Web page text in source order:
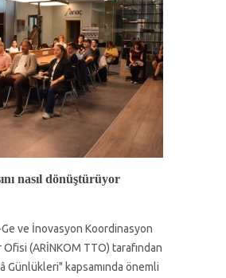
nasıl dönüştürüyor
ve İnovasyon Koordinasyon
(ARİNKOM TTO) tarafından
Günlükleri" kapsamında önemli